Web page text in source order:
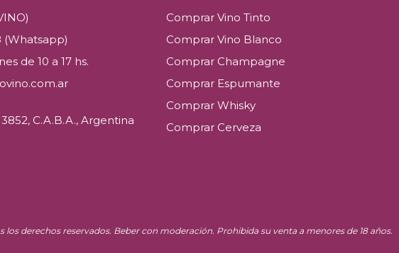
(Whatsapp)
de 10 a 17 hs.
C.A.B.A., Argentina
Comprar Vino Tinto
Comprar Vino Blanco
Comprar Champagne
Comprar Espumante
Comprar Whisky
Comprar Cerveza
los derechos reservados. Beber con moderación. Prohibida su venta a menores de 18 años.